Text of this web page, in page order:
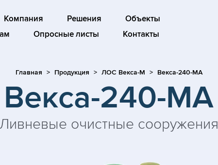
Компания Решения
Объекты
Опросные листы Контакты
Главная Продукция ЛОС Векса-М Векса-240-МА
Векса-240-МА
очистные сооружения